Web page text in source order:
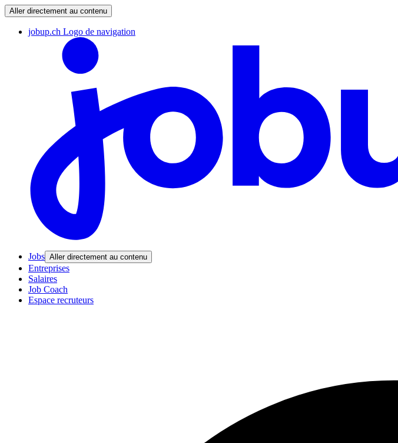
Aller directement au contenu
jobup.ch Logo de navigation
Jobs Aller directement au contenu
Entreprises
Salaires
Job Coach
Espace recruteurs